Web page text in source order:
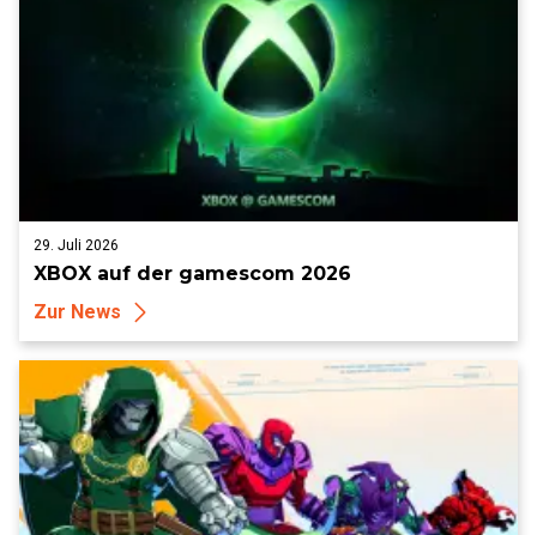
29. Juli 2026
XBOX auf der gamescom 2026
Zur News